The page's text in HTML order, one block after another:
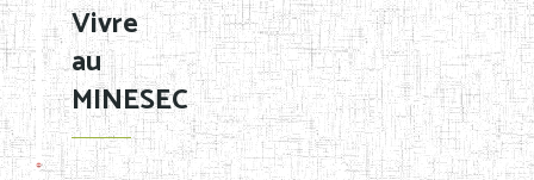
Vivre
au
MINESEC